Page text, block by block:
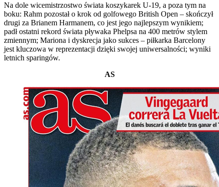
Na dole wicemistrzostwo świata koszykarek U-19, a poza tym na
boku: Rahm pozostał o krok od golfowego British Open – skończył
drugi za Brianem Harmanem, co jest jego najlepszym wynikiem;
padł ostatni rekord świata pływaka Phelpsa na 400 metrów stylem
zmiennym; Mariona i dyskrecja jako sukces – piłkarka Barcelony
jest kluczowa w reprezentacji dzięki swojej uniwersalności; wyniki
letnich sparingów.
AS